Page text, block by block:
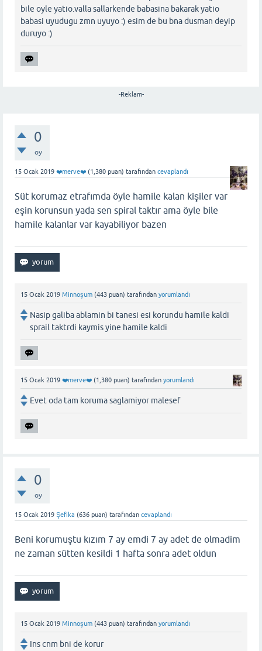
bile oyle yatio.valla sallarkende babasina bakarak yatio
babasi uyudugu zmn uyuyo :) esim de bu bna dusman deyip
duruyo :)
-Reklam-
0
oy
15 Ocak 2019 ❤️merve❤️ (1,380 puan) tarafından cevaplandı
Süt korumaz etrafımda öyle hamile kalan kişiler var
eşin korunsun yada sen spiral taktır ama öyle bile
hamile kalanlar var kayabiliyor bazen
15 Ocak 2019 Minnoşum (443 puan) tarafından yorumlandı
Nasip galiba ablamin bi tanesi esi korundu hamile kaldi
sprail taktrdi kaymis yine hamile kaldi
15 Ocak 2019 ❤️merve❤️ (1,380 puan) tarafından yorumlandı
Evet oda tam koruma saglamiyor malesef
0
oy
15 Ocak 2019 Şefika (636 puan) tarafından cevaplandı
Beni korumuştu kızım 7 ay emdi 7 ay adet de olmadim
ne zaman sütten kesildi 1 hafta sonra adet oldun
15 Ocak 2019 Minnoşum (443 puan) tarafından yorumlandı
Ins cnm bni de korur